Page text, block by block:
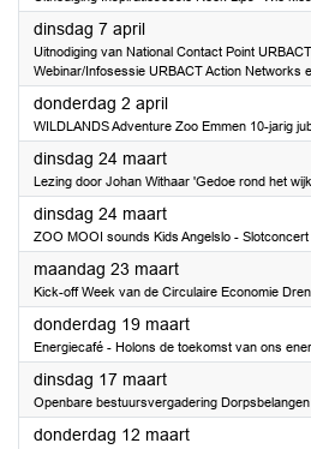
dinsdag 7 april2026
Uitnodiging van National Contact Point
Webinar/Infosessie URBACT Action Networks
donderdag 2 april2026
WILDLANDS Adventure Zoo Emmen 10-jarig
dinsdag 24 maart2026
Lezing door Johan Withaar 'Gedoe rond het
dinsdag 24 maart2026
ZOO MOOI sounds Kids Angelslo - Slotconcert
maandag 23 maart2026
Kick-off Week van de Circulaire Economie
donderdag 19 maart2026
Energiecafé - Holons de toekomst van ons
dinsdag 17 maart2026
Openbare bestuursvergadering
donderdag 12 maart2026